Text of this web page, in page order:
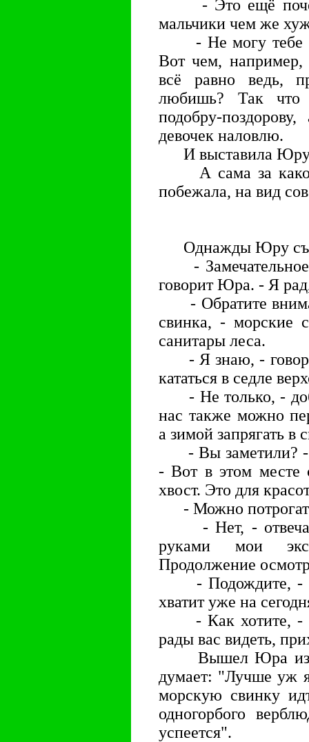
- Это ещё
мальчики чем же
- Не могу тебе
Вот чем,
всё равно ведь,
любишь? Так что
подобру-
девочек наловлю.
И выставила Юру
А сама за какой-
побежала, на вид
Однажды Юру
- Замечательное
говорит Юра. - Я
- Обратите
свинка, - морские
санитары леса.
- Я знаю, -
кататься в седле
- Не только, -
нас также можно
а зимой запрягать в
- Вы заметили? -
- Вот в этом месте
хвост. Это для
- Можно
- Нет, - отвечает
руками мои
Продолжение
- Подождите, -
хватит уже на
- Как хотите, -
рады вас видеть,
Вышел Юра из
думает: "Лучше уж
морскую свинку
одногорбого
успеется".